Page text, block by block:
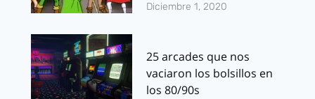
Diciembre 1, 2020
25 arcades que nos
vaciaron los bolsillos en
los 80/90s